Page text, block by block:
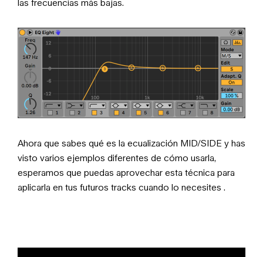
las frecuencias más bajas.
Ahora que sabes qué es la ecualización MID/SIDE y has
visto varios ejemplos diferentes de cómo usarla,
esperamos que puedas aprovechar esta técnica para
aplicarla en tus futuros tracks cuando lo necesites .